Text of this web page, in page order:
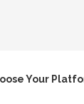
Your